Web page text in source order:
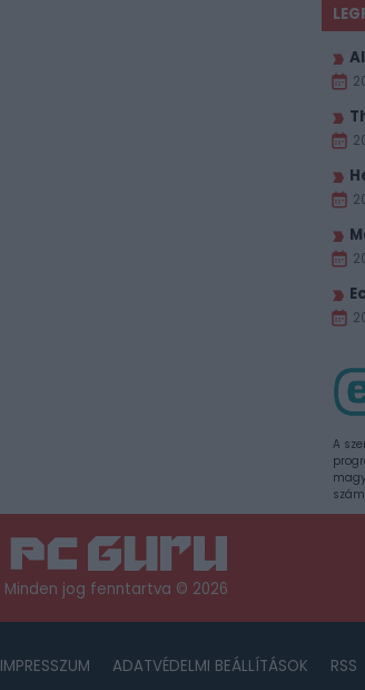
A
Minden jog fenntartva © 2026
IMPRESSZUM ADATVÉDELMI BEÁLLÍTÁSOK RSS